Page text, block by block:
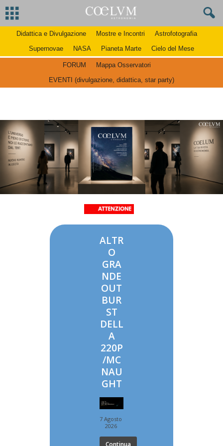
Didattica e Divulgazione Mostre e Incontri
Astrofotografia
Supernovae
NASA Pianeta Marte Cielo del Mese
FORUM
Mappa Osservatori
EVENTI (divulgazione, didattica, star party)
ALTR
O
GRA
NDE
OUT
BUR
ST
DELL
A
220P
/MC
NAU
GHT
7 Agosto
2026
Continua